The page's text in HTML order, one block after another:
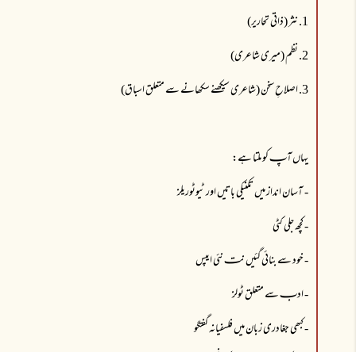
1. نثر (ذاتی تحاریر)
2. نظم (میری شاعری)
3. اصلاحِ سخن (شاعری سیکھنے سکھانے سے متعلق اسباق)
یہاں آپـ کو ملتا ہے:
- آسان انداز میں تکنیکی باتیں اور ٹیوٹوریلز
- کچھ جلی کٹی
- خود سے بنائی گئیں نتـ نئی ایپس
- ادبـ سے متعلق ٹولز
- کبھی جغادری زبان میں فلسفیانہ گفتگو